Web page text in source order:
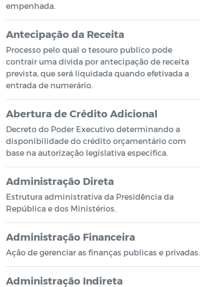
empenhada.
Antecipação da Receita
Processo pelo qual o tesouro publico pode
contrair uma divida por antecipação de receita
prevista, que será liquidada quando efetivada a
entrada de numerário.
Abertura de Crédito Adicional
Decreto do Poder Executivo determinando a
disponibilidade do crédito orçamentário com
base na autorização legislativa especifica.
Administração Direta
Estrutura administrativa da Presidência da
República e dos Ministérios.
Administração Financeira
Ação de gerenciar as finanças publicas e privadas.
Administração Indireta